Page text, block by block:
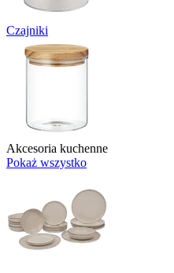
Czajniki
Akcesoria kuchenne
Pokaż wszystko